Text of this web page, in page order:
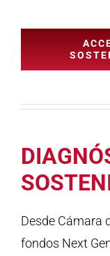
Desde Cámara
fondos Next